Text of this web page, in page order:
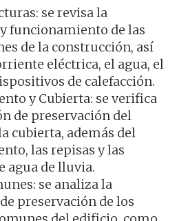
se revisa la
funcionamiento de las
de la construcción, así
eléctrica, el agua, el
de calefacción.
y Cubierta: se verifica
de preservación del
cubierta, además del
las repisas y las
agua de lluvia.
se analiza la
preservación de los